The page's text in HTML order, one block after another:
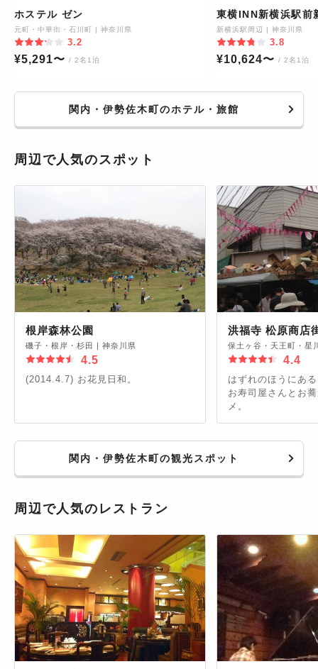
ホステル ゼン
元町・中華街・石川町 | 神奈川県
3.2
¥5,291〜 / 2名1泊
東横INN新横浜駅前
新横浜駅周辺 | 神奈川県
3.8
¥10,624〜 / 2名1泊
関内・伊勢佐木町のホテル・旅館
周辺で人気のスポット
根岸森林公園
磯子・根岸・杉田 | 神奈川県
4.5
(2014.4.7) お花見日和。
洪福寺 松原商店
保土ヶ谷・天王町・星
4.4
はずれのほうにあ
お寿司屋さんとお
メ。
関内・伊勢佐木町の観光スポット
周辺で人気のレストラン